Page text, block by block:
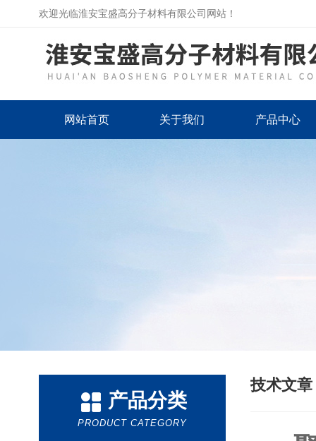
欢迎光临淮安宝盛高分子材料有限公司网站！
网站首页 关于我们 产品中心
产品分类
PRODUCT CATEGORY
技术文章